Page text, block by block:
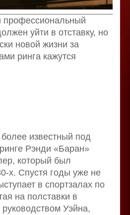
профессиональный
уйти в отставку, но
новой жизни за
ринга кажутся
известный под
Рэнди «Баран»
который был
х. Спустя годы уже не
в спортзалах по
на полставки в
Уэйна,